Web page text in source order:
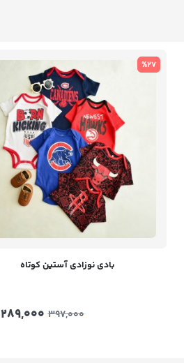
%27
بادی نوزادی آستین کوتاه
397,000
289,000